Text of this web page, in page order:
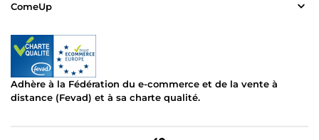
ComeUp
Adhère à la Fédération du e-commerce et de la vente à
distance (Fevad) et à sa charte qualité.